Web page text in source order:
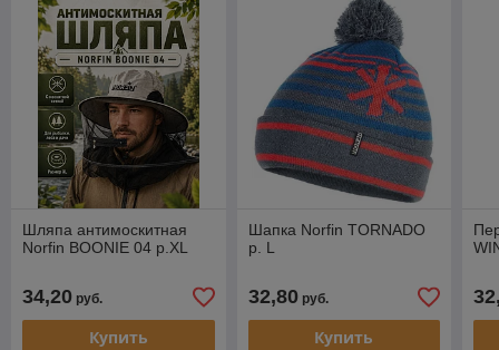
Шляпа антимоскитная
Norfin BOONIE 04 р.XL
34,20 руб.
Купить
Шапка Norfin TORNADO
р. L
32,80руб.
Купить